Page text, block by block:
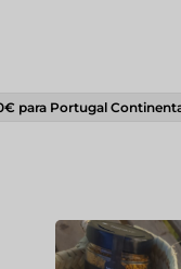
para Portugal